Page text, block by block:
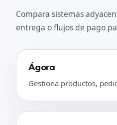
Compara sistemas
entrega o flujos de pago
Ágora
Gestiona productos,